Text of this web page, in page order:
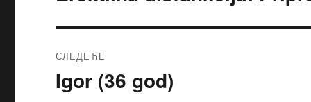
СЛЕДЕЋЕ
Следећи
чланак:
Igor (36 god)